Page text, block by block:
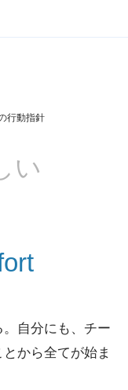
行動指針
い
自分にも、チー
から全てが始ま